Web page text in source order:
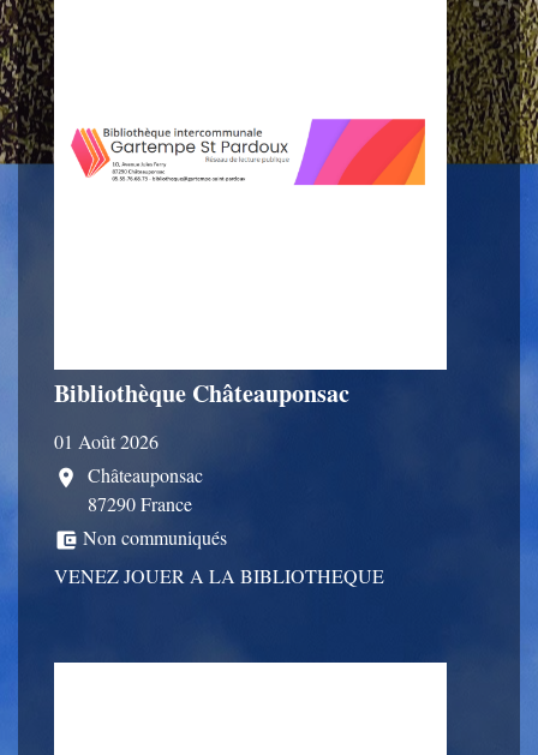
Bibliothèque Châteauponsac
01 Août 2026
location_on Châteauponsac
87290 France
account_balance_wallet Non communiqués
VENEZ JOUER A LA BIBLIOTHEQUE